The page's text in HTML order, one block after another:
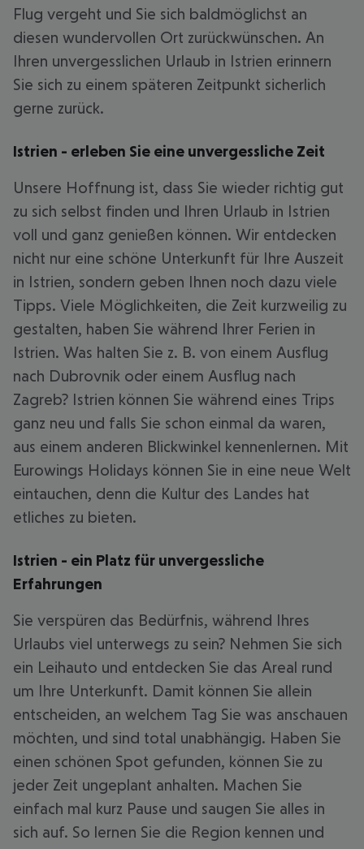
Flug vergeht und Sie sich baldmöglichst an
diesen wundervollen Ort zurückwünschen. An
Ihren unvergesslichen Urlaub in Istrien erinnern
Sie sich zu einem späteren Zeitpunkt sicherlich
gerne zurück.
Istrien - erleben Sie eine unvergessliche Zeit
Unsere Hoffnung ist, dass Sie wieder richtig gut
zu sich selbst finden und Ihren Urlaub in Istrien
voll und ganz genießen können. Wir entdecken
nicht nur eine schöne Unterkunft für Ihre Auszeit
in Istrien, sondern geben Ihnen noch dazu viele
Tipps. Viele Möglichkeiten, die Zeit kurzweilig zu
gestalten, haben Sie während Ihrer Ferien in
Istrien. Was halten Sie z. B. von einem Ausflug
nach Dubrovnik oder einem Ausflug nach
Zagreb? Istrien können Sie während eines Trips
ganz neu und falls Sie schon einmal da waren,
aus einem anderen Blickwinkel kennenlernen. Mit
Eurowings Holidays können Sie in eine neue Welt
eintauchen, denn die Kultur des Landes hat
etliches zu bieten.
Istrien - ein Platz für unvergessliche
Erfahrungen
Sie verspüren das Bedürfnis, während Ihres
Urlaubs viel unterwegs zu sein? Nehmen Sie sich
ein Leihauto und entdecken Sie das Areal rund
um Ihre Unterkunft. Damit können Sie allein
entscheiden, an welchem Tag Sie was anschauen
möchten, und sind total unabhängig. Haben Sie
einen schönen Spot gefunden, können Sie zu
jeder Zeit ungeplant anhalten. Machen Sie
einfach mal kurz Pause und saugen Sie alles in
sich auf. So lernen Sie die Region kennen und